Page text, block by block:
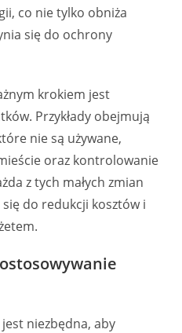
co nie tylko obniża
się do ochrony
krokiem jest
Przykłady obejmują
nie są używane,
oraz kontrolowanie
z tych małych zmian
do redukcji kosztów i
niezbędna, aby